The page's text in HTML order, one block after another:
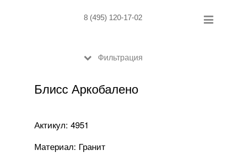
8 (495) 120-17-02
Фильтрация
Блисс Аркобалено
Актикул: 4951
Материал: Гранит